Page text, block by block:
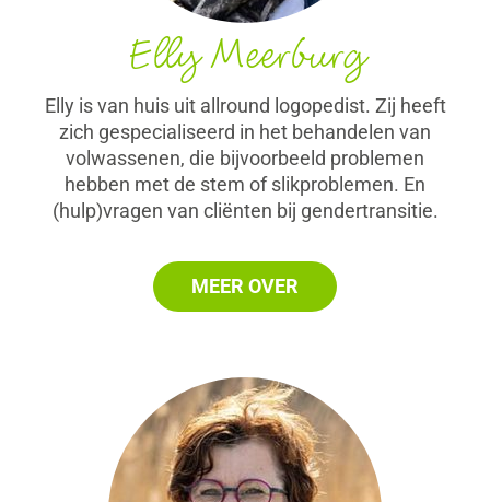
Elly Meerburg
Elly is van huis uit allround logopedist. Zij heeft
zich gespecialiseerd in het behandelen van
volwassenen, die bijvoorbeeld problemen
hebben met de stem of slikproblemen. En
(hulp)vragen van cliënten bij gendertransitie.
MEER OVER